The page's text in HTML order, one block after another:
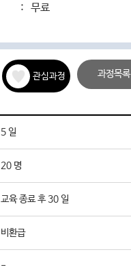
: 무료
관심과정 과정목록
5 일
20 명
교육 종료 후 30 일
비환급
-